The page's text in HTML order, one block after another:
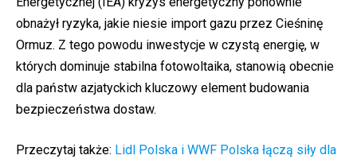
obnażył ryzyka, jakie niesie import gazu przez Cieśninę
Ormuz. Z tego powodu inwestycje w czystą energię, w
których dominuje stabilna fotowoltaika, stanowią obecnie
dla państw azjatyckich kluczowy element budowania
bezpieczeństwa dostaw.
Przeczytaj także: Lidl Polska i WWF Polska łączą siły dla